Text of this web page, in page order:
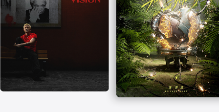
打
开)